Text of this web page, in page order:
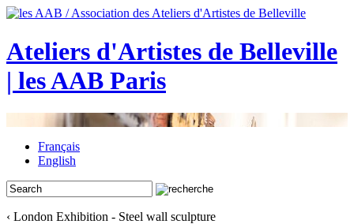
Ateliers d'Artistes de Belleville
| les AAB Paris
Français
English
‹ London Exhibition - Steel wall sculpture